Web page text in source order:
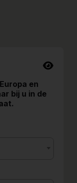
en
bij u in de